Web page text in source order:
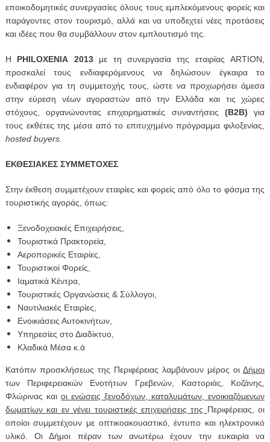
εποικοδομητικές συνεργασίες όλους τους εμπλεκόμενους φορείς και
παράγοντες στον τουρισμό, αλλά και να υποδεχτεί νέες προτάσεις
και ιδέες που θα συμβάλλουν στον εμπλουτισμό της.
Η PHILOΧΕΝΙΑ 2013με τη συνεργασία της εταιρίας ARTION,
προσκαλεί τους ενδιαφερόμενους να δηλώσουν έγκαιρα το
ενδιαφέρον για τη συμμετοχής τους, ώστε να προχωρήσει άμεσα
στην εύρεση νέων αγοραστών από την Ελλάδα και τις χώρες
στόχους, οργανώνοντας επιχειρηματικές συναντήσεις (Β2Β) για
τους εκθέτες της μέσα από το επιτυχημένο πρόγραμμα φιλοξενίας,
hosted buyers.
EΚΘΕΣΙΑΚΕΣ ΣΥΜΜΕΤΟΧΕΣ
Στην έκθεση συμμετέχουν εταιρίες και φορείς από όλο το φάσμα της
τουριστικής αγοράς, όπως:
Ξενοδοχειακές Επιχειρήσεις,
Τουριστικά Πρακτορεία,
Αεροπορικές Εταιρίες,
Τουριστικοί Φορείς,
Ιαματικά Κέντρα,
Τουριστικές Οργανώσεις & Σύλλογοι,
Ναυτιλιακές Εταιρίες,
Eνοικιάσεις Αυτοκινήτων,
Υπηρεσίες στο Διαδίκτυο,
Κλαδικά Μέσα κ.ά
Κατόπιν προσκλήσεως της Περιφέρειας λαμβάνουν μέρος οιΔήμοι
των Περιφερειακών Ενοτήτων Γρεβενών, Καστοριάς, Κοζάνης,
Φλώρινας και οι ενώσεις ξενοδόχων, καταλυμάτων, ενοικιαζόμενων
δωματίων και εν γένει τουριστικές επιχειρήσεις της Περιφέρειας, οι
οποίοι συμμετέχουν με οπτικοακουαστικό, έντυπο και ηλεκτρονικό
υλικό. Οι Δήμοι πέραν των ανωτέρω έχουν την ευκαιρία να